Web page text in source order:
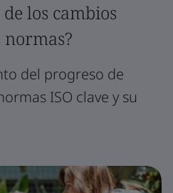
los cambios
del progreso de
ISO clave y su